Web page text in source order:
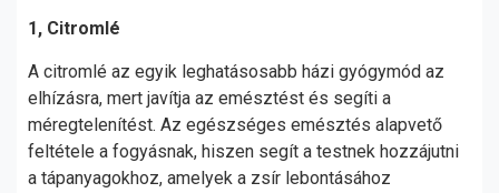
1, Citromlé
A citromlé az egyik leghatásosabb házi gyógymód az
elhízásra, mert javítja az emésztést és segíti a
méregtelenítést. Az egészséges emésztés alapvető
feltétele a fogyásnak, hiszen segít a testnek hozzájutni
a tápanyagokhoz, amelyek a zsír lebontásához